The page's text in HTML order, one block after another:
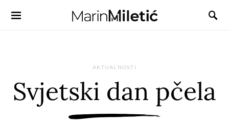
AKTUALNOSTI
Svjetski dan pčela